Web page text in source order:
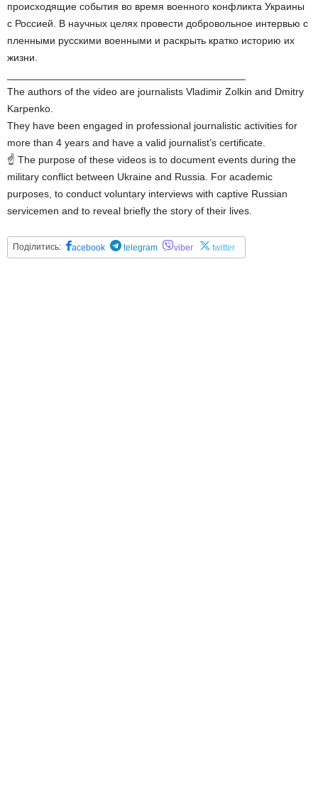
происходящие события во время военного конфликта Украины
с Россией. В научных целях провести добровольное интервью с
пленными русскими военными и раскрыть кратко историю их
жизни.
The authors of the video are journalists Vladimir Zolkin and Dmitry
Karpenko.
They have been engaged in professional journalistic activities for
more than 4 years and have a valid journalist’s certificate.
☝️ The purpose of these videos is to document events during the
military conflict between Ukraine and Russia. For academic
purposes, to conduct voluntary interviews with captive Russian
servicemen and to reveal briefly the story of their lives.
Поділитись: acebook telegram viber twitter